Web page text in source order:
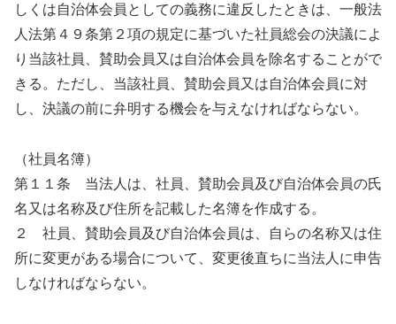
しくは自治体会員としての義務に違反したときは、一般法
人法第４９条第２項の規定に基づいた社員総会の決議によ
り当該社員、賛助会員又は自治体会員を除名することがで
きる。ただし、当該社員、賛助会員又は自治体会員に対
し、決議の前に弁明する機会を与えなければならない。
（社員名簿）
第１１条 当法人は、社員、賛助会員及び自治体会員の氏
名又は名称及び住所を記載した名簿を作成する。
２ 社員、賛助会員及び自治体会員は、自らの名称又は住
所に変更がある場合について、変更後直ちに当法人に申告
しなければならない。